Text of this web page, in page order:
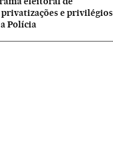
e privilégios
Polícia